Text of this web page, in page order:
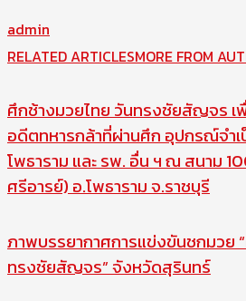
admin
RELATED ARTICLESMORE FROM
ศึกช้างมวยไทย วันทรงชัยสัญจร
อดีตทหารกล้าที่ผ่านศึก อุปกรณ์จำเ
โพธาราม และ รพ. อื่น ฯ ณ สนาม
ศรีอารย์) อ.โพธาราม จ.ราชบุรี
ภาพบรรยากาศการแข่งขันชกมวย
ทรงชัยสัญจร” จังหวัดสุรินทร์